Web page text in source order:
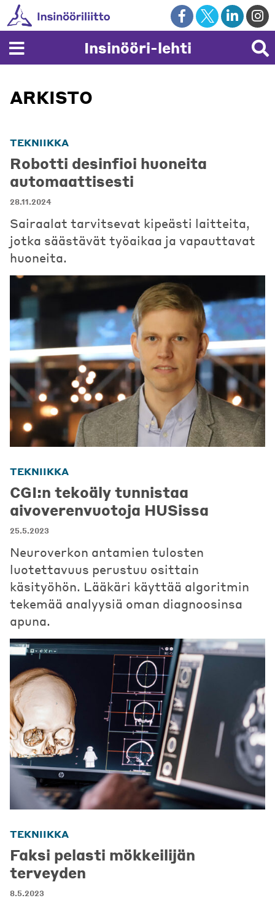
Skip
to
content
Insinööri-lehti
ARKISTO
TEKNIIKKA
Robotti desinfioi huoneita
automaattisesti
28.11.2024
Sairaalat tarvitsevat kipeästi laitteita,
jotka säästävät työaikaa ja vapauttavat
huoneita.
TEKNIIKKA
CGI:n tekoäly tunnistaa
aivoverenvuotoja HUSissa
25.5.2023
Neuroverkon antamien tulosten
luotettavuus perustuu osittain
käsityöhön. Lääkäri käyttää algoritmin
tekemää analyysiä oman diagnoosinsa
apuna.
TEKNIIKKA
Faksi pelasti mökkeilijän
terveyden
8.5.2023